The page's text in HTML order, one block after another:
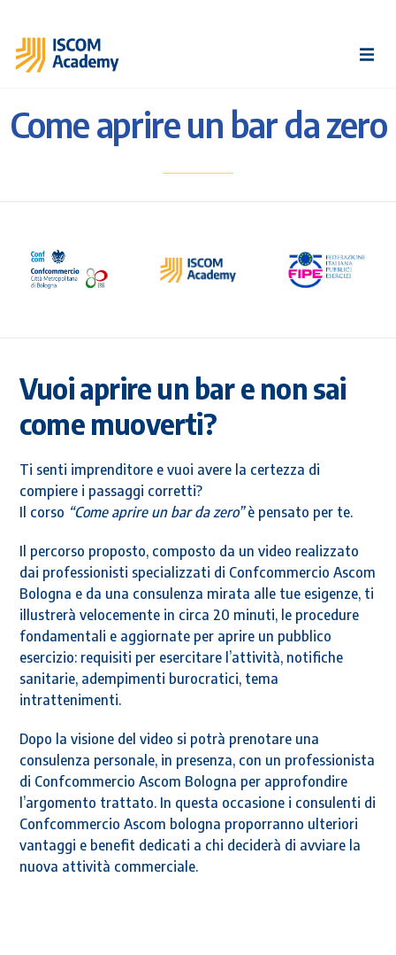
Come aprire un bar da zero
Vuoi aprire un bar e non sai
come muoverti?
Ti senti imprenditore e vuoi avere la certezza di
compiere i passaggi corretti?
Il corso “Come aprire un bar da zero”è pensato per te.
Il percorso proposto, composto da un video realizzato
dai professionisti specializzati di Confcommercio Ascom
Bologna e da una consulenza mirata alle tue esigenze, ti
illustrerà velocemente in circa 20 minuti, le procedure
fondamentali e aggiornate per aprire un pubblico
esercizio: requisiti per esercitare l’attività, notifiche
sanitarie, adempimenti burocratici, tema
intrattenimenti.
Dopo la visione del video si potrà prenotare una
consulenza personale, in presenza, con un professionista
di Confcommercio Ascom Bologna per approfondire
l’argomento trattato. In questa occasione i consulenti di
Confcommercio Ascom bologna proporranno ulteriori
vantaggi e benefit dedicati a chi deciderà di avviare la
nuova attività commerciale.